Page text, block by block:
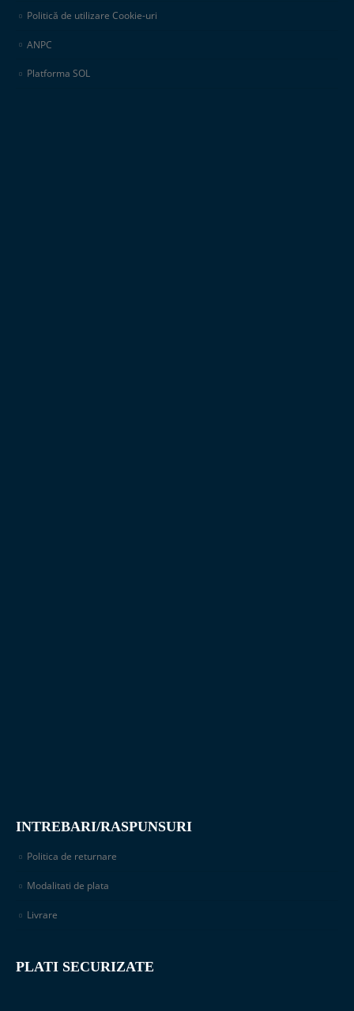
Politică de utilizare Cookie-uri
ANPC
Platforma SOL
INTREBARI/RASPUNSURI
Politica de returnare
Modalitati de plata
Livrare
PLATI SECURIZATE